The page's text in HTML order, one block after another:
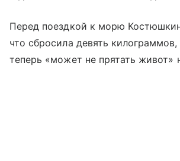
Перед поездкой к морю
что сбросила девять
теперь «может не прятать живот»